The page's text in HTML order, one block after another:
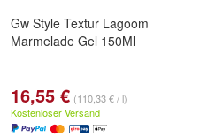
Gw Style Textur Lagoom
Marmelade Gel 150Ml
16,55 € (110,33 € / l)
Kostenloser Versand